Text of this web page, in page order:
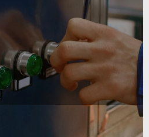
de poissons
tourné vers Artésial afin
l’organisation de ses
équipes.